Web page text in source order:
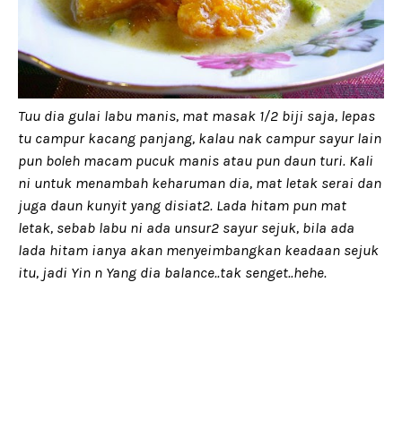
Tuu dia gulai labu manis, mat masak 1/2 biji saja, lepas
tu campur kacang panjang, kalau nak campur sayur lain
pun boleh macam pucuk manis atau pun daun turi. Kali
ni untuk menambah keharuman dia, mat letak serai dan
juga daun kunyit yang disiat2. Lada hitam pun mat
letak, sebab labu ni ada unsur2 sayur sejuk, bila ada
lada hitam ianya akan menyeimbangkan keadaan sejuk
itu, jadi Yin n Yang dia balance..tak senget..hehe.